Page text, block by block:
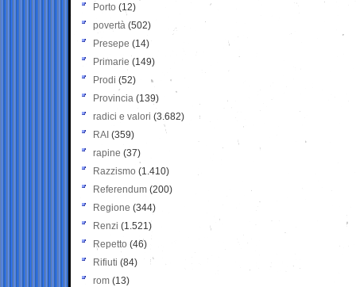
Porto (12)
povertà (502)
Presepe (14)
Primarie (149)
Prodi (52)
Provincia (139)
radici e valori (3.682)
RAI (359)
rapine (37)
Razzismo (1.410)
Referendum (200)
Regione (344)
Renzi (1.521)
Repetto (46)
Rifiuti (84)
rom (13)